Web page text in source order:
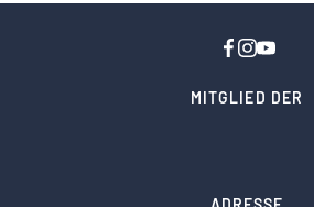
MITGLIED DER